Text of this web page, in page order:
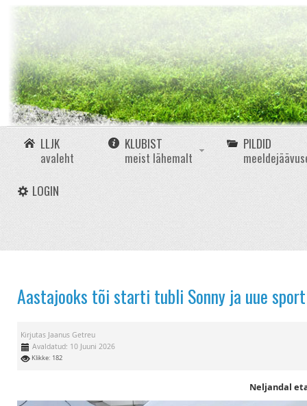
LLJK
avaleht
KLUBIST
meist lähemalt
PILDID
LOGIN
Aastajooks tõi starti tubli Sonny ja uue
Kirjutas Jaanus Getreu
Avaldatud: 10 Juuni 2026
Klikke: 182
Neljandal